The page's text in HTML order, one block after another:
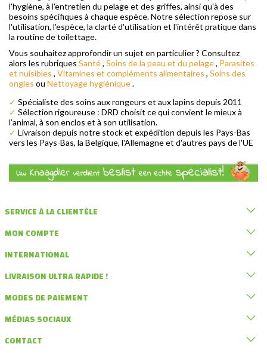
l'hygiène, à l'entretien du pelage et des griffes, ainsi qu'à des
besoins spécifiques à chaque espèce. Notre sélection repose sur
l'utilisation, l'espèce, la clarté d'utilisation et l'intérêt pratique dans
la routine de toilettage.
Vous souhaitez approfondir un sujet en particulier ? Consultez
alors les rubriques Santé, Soins de la peau et du pelage, Parasites
et nuisibles , Vitamines et compléments alimentaires , Soins des
ongles ou Nettoyage hygiénique.
✓ Spécialiste des soins aux rongeurs et aux lapins depuis 2011
✓ Sélection rigoureuse : DRD choisit ce qui convient le mieux à
l’animal, à son enclos et à son utilisation.
✓ Livraison depuis notre stock et expédition depuis les Pays-Bas
vers les Pays-Bas, la Belgique, l'Allemagne et d'autres pays de l'UE
SERVICE À LA CLIENTÈLE
MON COMPTE
INTERNATIONAL
LIVRAISON ULTRA RAPIDE !
MODES DE PAIEMENT
MÉDIAS SOCIAUX
CONTACT